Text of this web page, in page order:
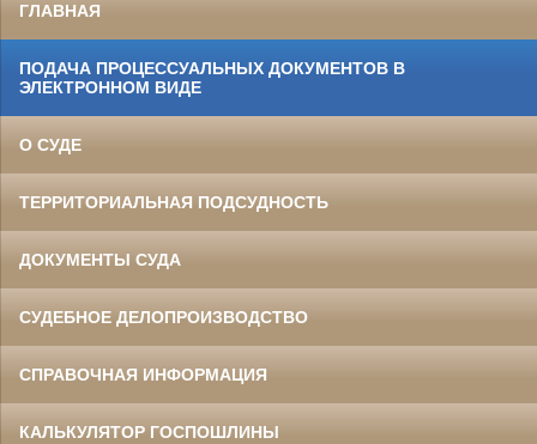
ГЛАВНАЯ
ПОДАЧА ПРОЦЕССУАЛЬНЫХ ДОКУМЕНТОВ В
ЭЛЕКТРОННОМ ВИДЕ
О СУДЕ
ТЕРРИТОРИАЛЬНАЯ ПОДСУДНОСТЬ
ДОКУМЕНТЫ СУДА
СУДЕБНОЕ ДЕЛОПРОИЗВОДСТВО
СПРАВОЧНАЯ ИНФОРМАЦИЯ
КАЛЬКУЛЯТОР ГОСПОШЛИНЫ